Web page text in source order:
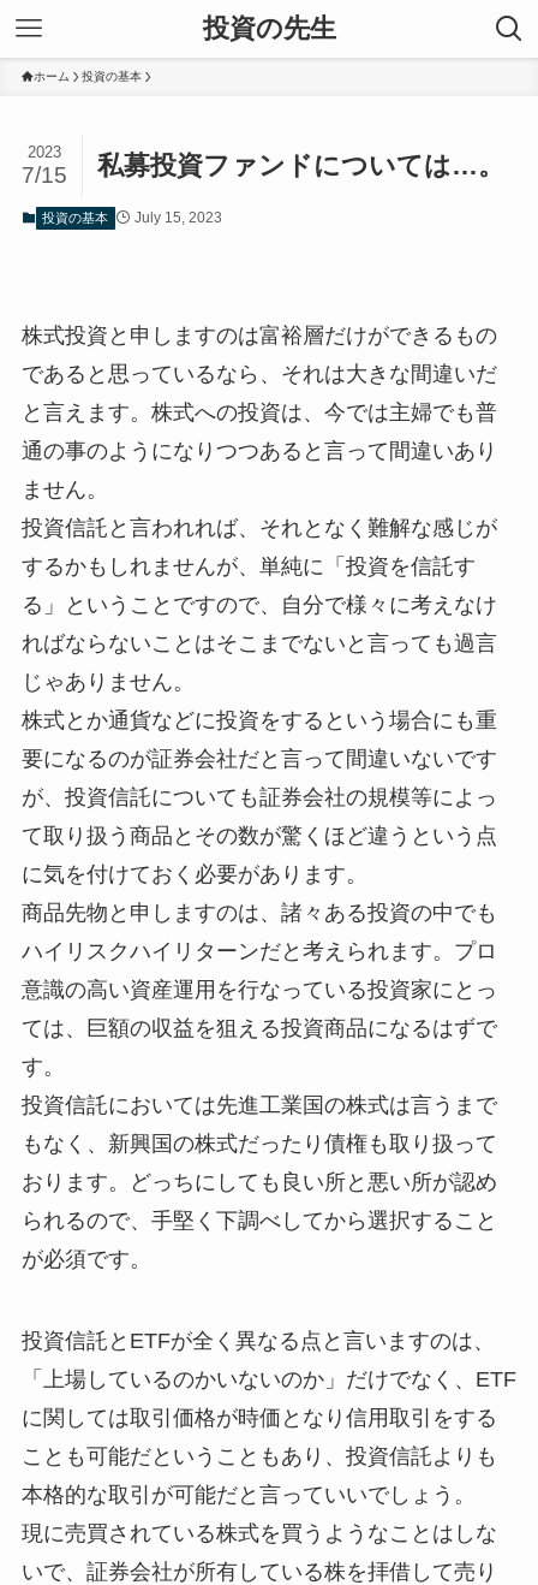
投資の先生
ホーム 投資の基本
私募投資ファンドについては…。
2023
7/15
投資の基本 July 15, 2023
株式投資と申しますのは富裕層だけができるもの
であると思っているなら、それは大きな間違いだ
と言えます。株式への投資は、今では主婦でも普
通の事のようになりつつあると言って間違いあり
ません。
投資信託と言われれば、それとなく難解な感じが
するかもしれませんが、単純に「投資を信託す
る」ということですので、自分で様々に考えなけ
ればならないことはそこまでないと言っても過言
じゃありません。
株式とか通貨などに投資をするという場合にも重
要になるのが証券会社だと言って間違いないです
が、投資信託についても証券会社の規模等によっ
て取り扱う商品とその数が驚くほど違うという点
に気を付けておく必要があります。
商品先物と申しますのは、諸々ある投資の中でも
ハイリスクハイリターンだと考えられます。プロ
意識の高い資産運用を行なっている投資家にとっ
ては、巨額の収益を狙える投資商品になるはずで
す。
投資信託においては先進工業国の株式は言うまで
もなく、新興国の株式だったり債権も取り扱って
おります。どっちにしても良い所と悪い所が認め
られるので、手堅く下調べしてから選択すること
が必須です。
投資信託とETFが全く異なる点と言いますのは、
「上場しているのかいないのか」だけでなく、ETF
に関しては取引価格が時価となり信用取引をする
ことも可能だということもあり、投資信託よりも
本格的な取引が可能だと言っていいでしょう。
現に売買されている株式を買うようなことはしな
いで、証券会社が所有している株を拝借して売り